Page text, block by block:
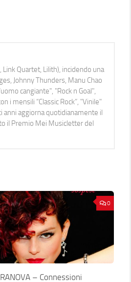
Quartet, Lilith), incidendo una
Johnny Thunders, Manu Chao
cangiante", "Rock n Goal",
i mensili “Classic Rock”, "Vinile"
anni aggiorna quotidianamente il
il Premio Mei Musicletter del
0
– Connessioni